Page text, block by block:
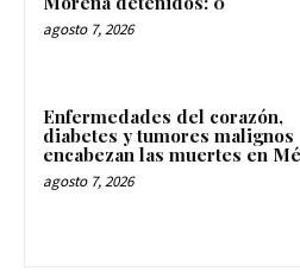
agosto 7, 2026
Enfermedades del corazón,
diabetes y tumores malignos
encabezan las muertes en
agosto 7, 2026